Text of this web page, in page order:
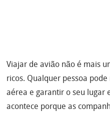
Viajar de avião não é mais
ricos. Qualquer pessoa
aérea e garantir o seu lugar
acontece porque as